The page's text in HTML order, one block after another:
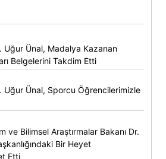
Uğur Ünal, Madalya Kazanan
Belgelerini Takdim Etti
Uğur Ünal, Sporcu Öğrencilerimizle
ve Bilimsel Araştırmalar Bakanı Dr.
Bir Heyet
Etti